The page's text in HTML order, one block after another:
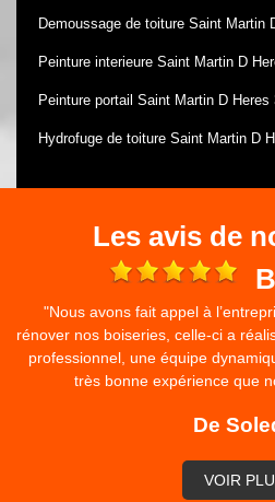
Demoussage de toiture Saint Martin
Peinture interieure Saint Martin D
Peinture portail Saint Martin D Heres
Hydrofuge de toiture Saint Martin D
Les avis de
"Nous avons fait appel à
rénover nos boiseries, celle-ci a
professionnel, une équipe
très bonne expérience que
De
VOIR